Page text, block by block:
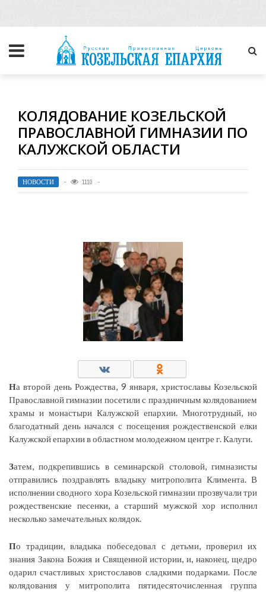
КОЛЯДОВАНИЕ КОЗЕЛЬСКОЙ
ПРАВОСЛАВНОЙ ГИМНАЗИИ ПО
КАЛУЖСКОЙ ОБЛАСТИ
НОВОСТИ 1110
На второй день Рождества, 9 января, христославы Козельской
Православной гимназии посетили с праздничным колядованием
храмы и монастыри Калужской епархии. Многотрудный, но
благодатный день начался с посещения рождественской елки
Калужской епархии в областном молодежном центре г. Калуги.
Затем, подкрепившись в семинарской столовой, гимназисты
отправились поздравлять владыку митрополита Климента. В
исполнении сводного хора Козельской гимназии прозвучали три
рождественские песенки, а старший мужской хор исполнил
несколько замечательных колядок.
По традиции, владыка побеседовал с детьми, проверил их
знания Закона Божия и Священной истории, и, наконец, щедро
одарил счастливых христославов сладкими подарками. После
колядования у митрополита пятидесяточисленная группа